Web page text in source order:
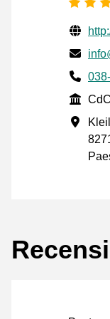
Mail
CdC